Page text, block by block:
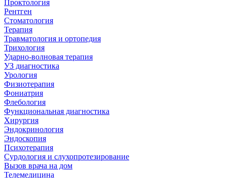
Проктология
Рентген
Стоматология
Терапия
Травматология и ортопедия
Трихология
Ударно-волновая терапия
УЗ диагностика
Урология
Физиотерапия
Фониатрия
Флебология
Функциональная диагностика
Хирургия
Эндокринология
Эндоскопия
Психотерапия
Сурдология и слухопротезирование
Вызов врача на дом
Телемедицина